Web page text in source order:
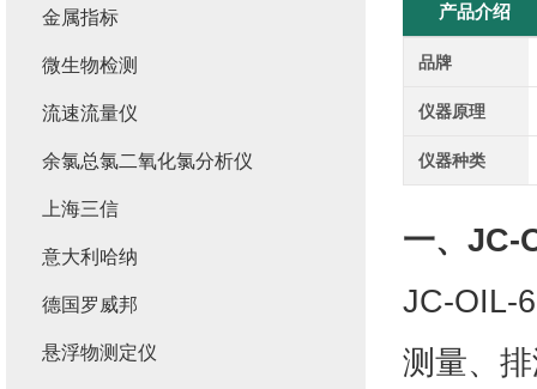
产品介绍
品牌
仪器原理
仪器种类
一、 JC-
JC-OIL-
测量、
金属指标
微生物检测
流速流量仪
余氯总氯二氧化氯分析仪
上海三信
意大利哈纳
德国罗威邦
悬浮物测定仪